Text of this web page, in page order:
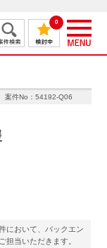
0
案件No：54192-Q06
において、バックエン
担当いただきます。